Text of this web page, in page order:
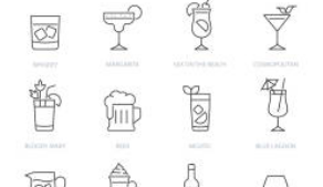
Videot